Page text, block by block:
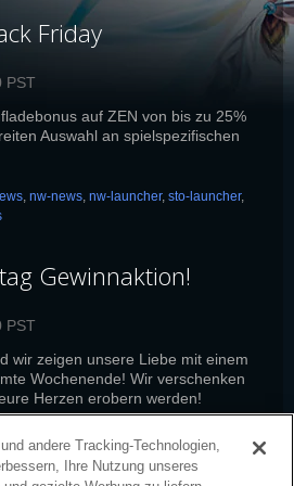
Friday
PST
auf ZEN von bis zu 25%
Auswahl an spielspezifischen
, nw-news, nw-launcher, sto-launcher,
Gewinnaktion!
PST
wir zeigen unsere Liebe mit einem
Wochenende! Wir verschenken
Herzen erobern werden!
nw-news swm-news arc-news
andere Tracking-Technologien,
Ihre Nutzung unseres